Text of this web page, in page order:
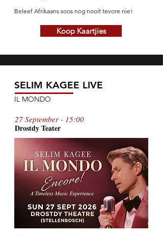
Beleef Afrikaans soos nog nooit tevore nie!
Koop Kaartjies
SELIM KAGEE LIVE
IL MONDO
27 September - 15:00
Drostdy Teater